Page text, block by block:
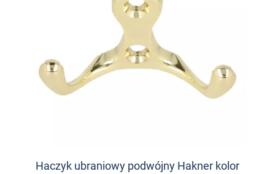
Haczyk ubraniowy podwójny Hakner kolor